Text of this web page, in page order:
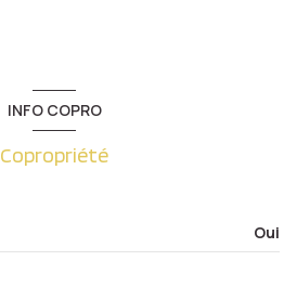
INFO COPRO
Copropriété
Oui